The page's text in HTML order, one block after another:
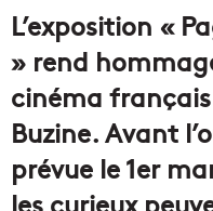
L’exposition «
» rend
cinéma
Buzine. Avant
prévue le 1er
les curieux